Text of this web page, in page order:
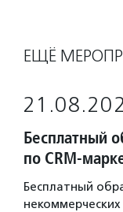
ЕЩЁ
Бесплатный
по CRM-
Бесплатный